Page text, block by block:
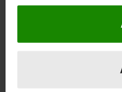
Als u het toestaat,
Informatie
locatie, die tot
scannen op